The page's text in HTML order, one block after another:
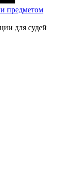
предметом
для судей